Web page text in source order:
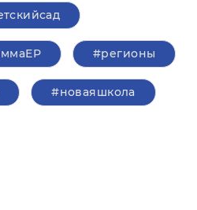
#регионы
#новаяшкола